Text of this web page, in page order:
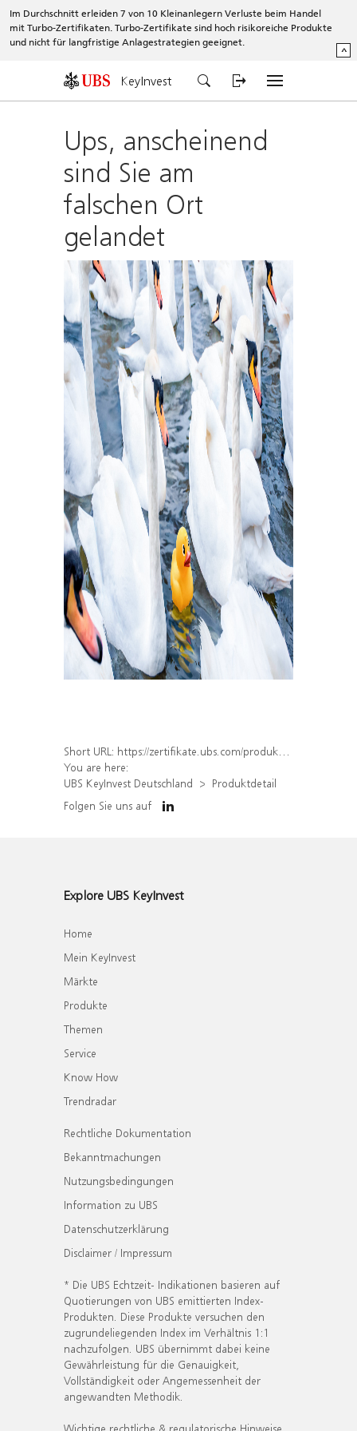
Im Durchschnitt erleiden 7 von 10 Kleinanlegern Verluste beim Handel
mit Turbo-Zertifikaten. Turbo-Zertifikate sind hoch risikoreiche Produkte
und nicht für langfristige Anlagestrategien geeignet.
^
KeyInvest
Ups, anscheinend
sind Sie am
falschen Ort
gelandet
Short URL: https://zertifikate.ubs.com/produkt/detail/index/isin/DE000UH7VSJ0
You are here:
UBS KeyInvest Deutschland
Produktdetail
Folgen Sie uns auf
Explore UBS KeyInvest
Home
Mein KeyInvest
Märkte
Produkte
Themen
Service
Know How
Trendradar
Rechtliche Dokumentation
Bekanntmachungen
Nutzungsbedingungen
Information zu UBS
Datenschutzerklärung
Disclaimer / Impressum
* Die UBS Echtzeit- Indikationen basieren auf
Quotierungen von UBS emittierten Index-
Produkten. Diese Produkte versuchen den
zugrundeliegenden Index im Verhältnis 1:1
nachzufolgen. UBS übernimmt dabei keine
Gewährleistung für die Genauigkeit,
Vollständigkeit oder Angemessenheit der
angewandten Methodik.